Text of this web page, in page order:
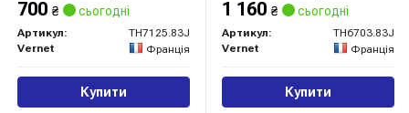
700 ₴ сьогодні
Артикул:
TH7125.83J
Vernet
Франція
Купити
1 160 ₴ сьогодні
Артикул:
TH6703.83J
Vernet
Франція
Купити